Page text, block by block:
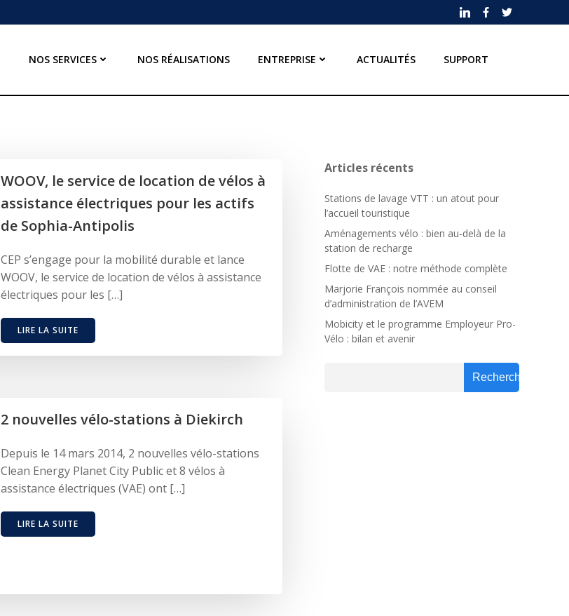
NOS SERVICES NOS RÉALISATIONS ENTREPRISE ACTUALITÉS SUPPORT
WOOV, le service de location de vélos à
assistance électriques pour les actifs
de Sophia-Antipolis
CEP s’engage pour la mobilité durable et lance
WOOV, le service de location de vélos à assistance
électriques pour les […]
LIRE LA SUITE
2 nouvelles vélo-stations à Diekirch
Depuis le 14 mars 2014, 2 nouvelles vélo-stations
Clean Energy Planet City Public et 8 vélos à
assistance électriques (VAE) ont […]
LIRE LA SUITE
Articles récents
Stations de lavage VTT : un atout pour
l’accueil touristique
Aménagements vélo : bien au-delà de la
station de recharge
Flotte de VAE : notre méthode complète
Marjorie François nommée au conseil
d’administration de l’AVEM
Mobicity et le programme Employeur Pro-
Vélo : bilan et avenir
Rechercher